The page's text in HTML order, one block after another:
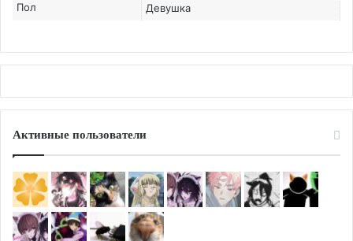
Пол
Девушка
Активные пользователи